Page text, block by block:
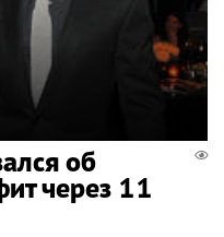
об
через 11